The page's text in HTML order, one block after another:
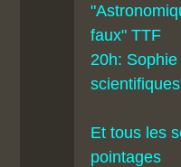
faux" TTF
20h:
Et tous les
pointages